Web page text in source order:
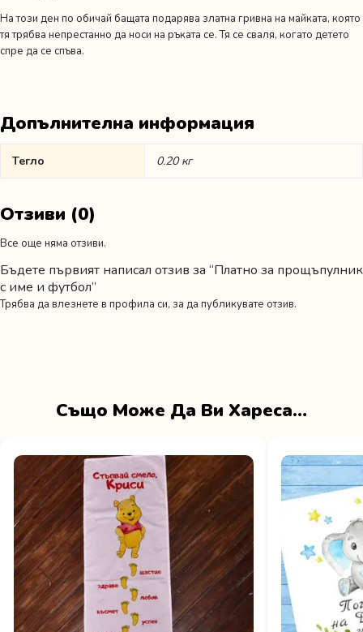
На този ден по обичай бащата подарява златна гривна на майката, която
тя трябва непрестанно да носи на ръката се. Тя се сваля, когато детето
спре да се спъва.
Допълнителна информация
Тегло 0.20 кг
Отзиви (0)
Все още няма отзиви.
Бъдете първият написал отзив за “Платно за прощъпулник
с име и футбол”
Трябва да влезнете в профила си, за да публикувате отзив.
Също Може Да Ви Хареса…